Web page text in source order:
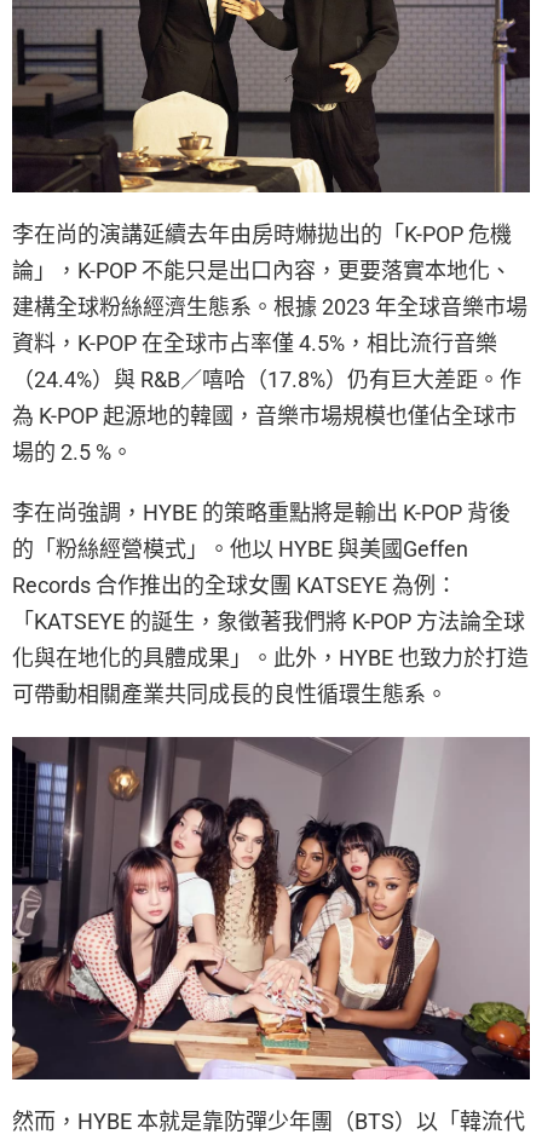
李在尚的演講延續去年由房時爀拋出的「K-POP 危機
論」，K-POP 不能只是出口內容，更要落實本地化、
建構全球粉絲經濟生態系。根據 2023 年全球音樂市場
資料，K-POP 在全球市占率僅 4.5%，相比流行音樂
（24.4%）與 R&B／嘻哈（17.8%）仍有巨大差距。作
為 K-POP 起源地的韓國，音樂市場規模也僅佔全球市
場的 2.5 %。
李在尚強調，HYBE 的策略重點將是輸出 K-POP 背後
的「粉絲經營模式」。他以 HYBE 與美國Geffen
Records 合作推出的全球女團 KATSEYE 為例：
「KATSEYE 的誕生，象徵著我們將 K-POP 方法論全球
化與在地化的具體成果」。此外，HYBE 也致力於打造
可帶動相關產業共同成長的良性循環生態系。
然而，HYBE 本就是靠防彈少年團（BTS）以「韓流代